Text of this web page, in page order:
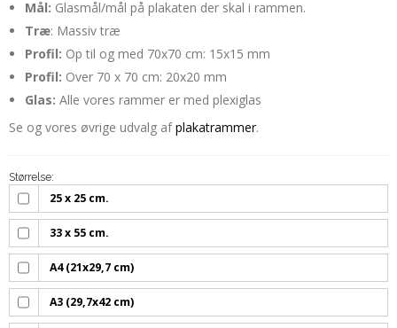
Mål: Glasmål/mål på plakaten der skal i rammen.
Træ: Massiv træ
Profil: Op til og med 70x70 cm: 15x15 mm
Profil: Over 70 x 70 cm: 20x20 mm
Glas: Alle vores rammer er med plexiglas
Se og vores øvrige udvalg afplakatrammer.
Størrelse:
25 x 25 cm.
33 x 55 cm.
A4 (21x29,7 cm)
A3 (29,7x42 cm)